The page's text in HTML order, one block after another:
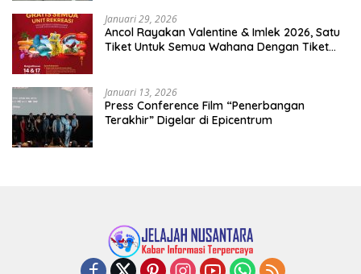
Januari 29, 2026
Ancol Rayakan Valentine & Imlek 2026, Satu
Tiket Untuk Semua Wahana Dengan Tiket
Januari 13, 2026
Press Conference Film “Penerbangan
Terakhir” Digelar di Epicentrum